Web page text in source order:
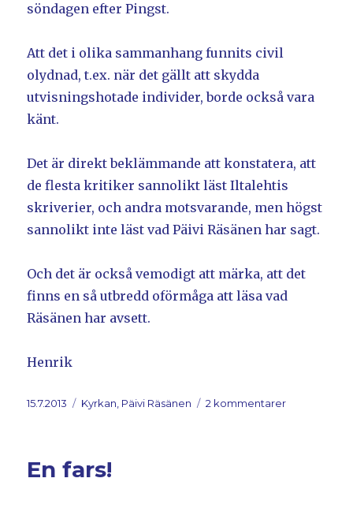
söndagen efter Pingst.
Att det i olika sammanhang funnits civil
olydnad, t.ex. när det gällt att skydda
utvisningshotade individer, borde också vara
känt.
Det är direkt beklämmande att konstatera, att
de flesta kritiker sannolikt läst Iltalehtis
skriverier, och andra motsvarande, men högst
sannolikt inte läst vad Päivi Räsänen har sagt.
Och det är också vemodigt att märka, att det
finns en så utbredd oförmåga att läsa vad
Räsänen har avsett.
Henrik
Postat
15.7.2013 Kategorier
Kyrkan, Päivi Räsänen 2 kommentarer
En fars!